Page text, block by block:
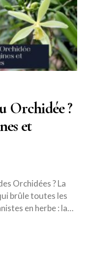
Orchidée ?
et
Orchidées ? La
brûle toutes les
en herbe : la…